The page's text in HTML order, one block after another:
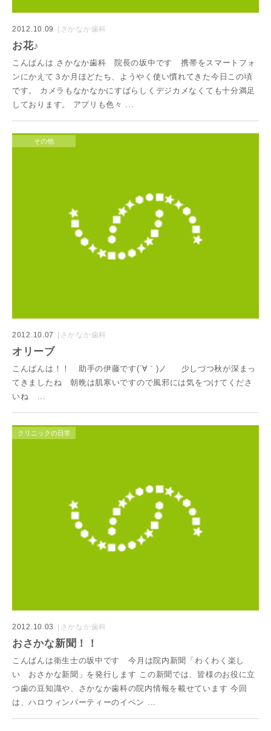
2012.10.09 さかなか歯科
お花♪
こんばんは さかなか歯科 院長の坂中です 携帯をスマートフォ
ンにかえて３か月ほどたち、ようやく使い慣れてきた今日この頃
です。 カメラもなかなかにすばらしくデジカメなくても十分満足
しております。 アプリも色々 ...
その他
2012.10.07 さかなか歯科
オリーブ
こんばんは！！ 助手の伊藤です(´∀｀)ノ 少しづつ秋が深まっ
てきましたね 朝晩は肌寒いですので風邪には気をつけてくださ
いね ...
クリニックの日常
2012.10.03 さかなか歯科
おさかな新聞！！
こんばんは衛生士の坂中です 今月は院内新聞「わくわく楽し
い おさかな新聞」を発行します この新聞では、皆様のお役に立
つ歯の豆知識や、さかなか歯科の院内情報を載せています 今回
は、ハロウィンパーティーのイベン ...